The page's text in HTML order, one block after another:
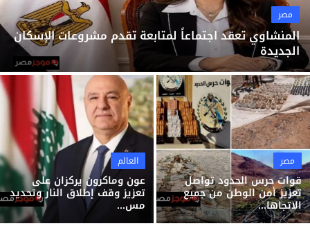
مصر
المنشاوي تعقد اجتماعاً لمتابعة تقدم مشروعات الإسكان
الجديدة
مصر
قوات حرس الحدود تواصل
تعزيز أمن الوطن من جميع
الاتجاها...
العالم
عون وماكرون يركزان على
تعزيز وقف إطلاق النار وتحديد
مس...